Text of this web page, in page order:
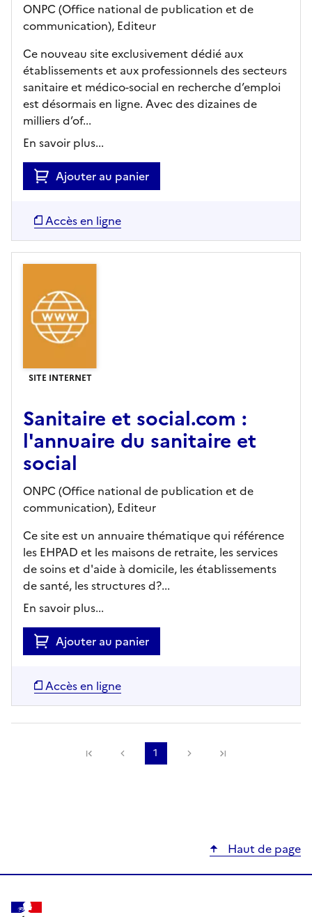
ONPC (Office national de publication et de
communication), Editeur
Ce nouveau site exclusivement dédié aux
établissements et aux professionnels des secteurs
sanitaire et médico-social en recherche d’emploi
est désormais en ligne. Avec des dizaines de
milliers d’of...
En savoir plus...
Ajouter au panier
Accès en ligne
SITE INTERNET
Sanitaire et social.com :
l'annuaire du sanitaire et
social
ONPC (Office national de publication et de
communication), Editeur
Ce site est un annuaire thématique qui référence
les EHPAD et les maisons de retraite, les services
de soins et d'aide à domicile, les établissements
de santé, les structures d?...
En savoir plus...
Ajouter au panier
Accès en ligne
Précédente
1 Suivante
Haut de page